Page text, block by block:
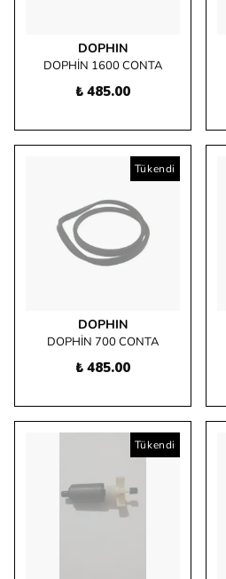
DOPHIN
DOPHİN 1600 CONTA
₺ 485.00
Tükendi
DOPHIN
DOPHİN 700 CONTA
₺ 485.00
Tükendi